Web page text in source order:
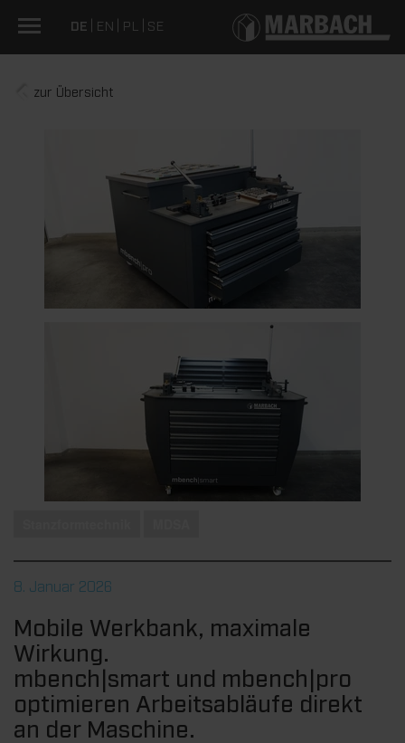
DE EN PL SE
zur Übersicht
8. Januar 2026
Mobile Werkbank, maximale
Wirkung.
mbench|smart und mbench|pro
optimieren Arbeitsabläufe direkt
an der Maschine.